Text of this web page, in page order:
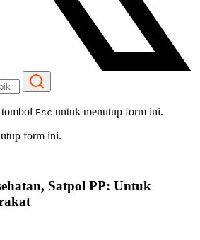
Esc untuk menutup form ini.
form ini.
Satpol PP: Untuk